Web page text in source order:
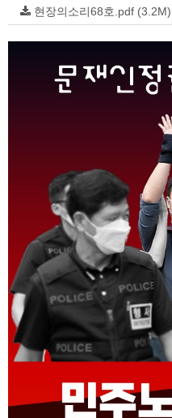
현장의소리68호.pdf (3.2M)